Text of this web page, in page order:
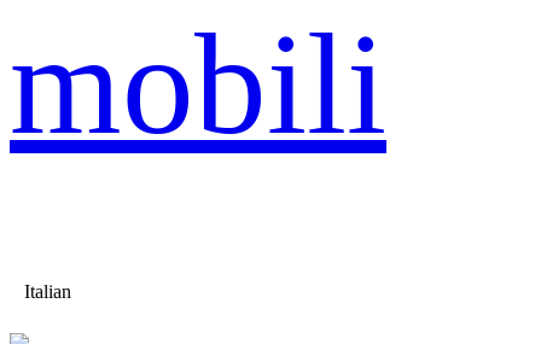
mobili
Italian